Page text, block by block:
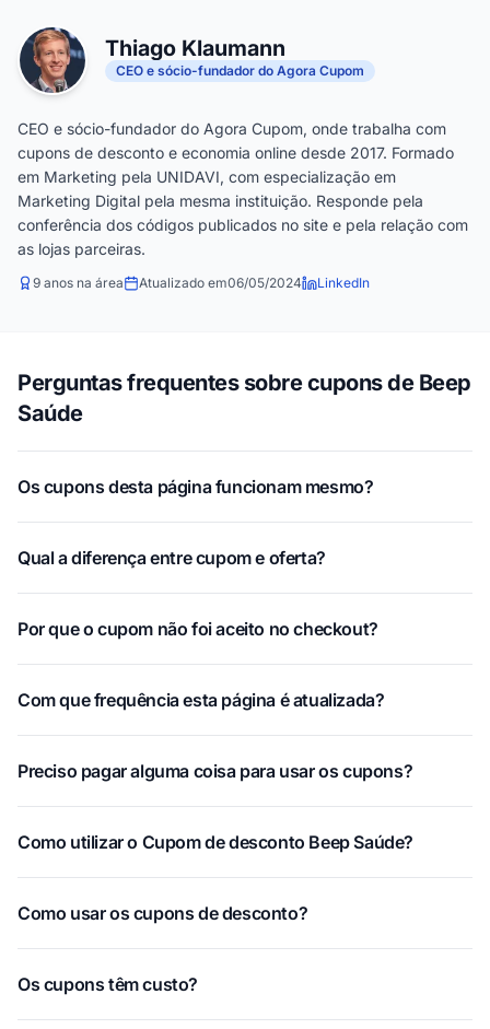
Thiago Klaumann
CEO e sócio-fundador do Agora Cupom
CEO e sócio-fundador do Agora Cupom, onde trabalha com
cupons de desconto e economia online desde 2017. Formado
em Marketing pela UNIDAVI, com especialização em
Marketing Digital pela mesma instituição. Responde pela
conferência dos códigos publicados no site e pela relação com
as lojas parceiras.
9 anos na área Atualizado em06/05/2024 LinkedIn
Perguntas frequentes sobre cupons de Beep
Saúde
Os cupons desta página funcionam mesmo?
Qual a diferença entre cupom e oferta?
Por que o cupom não foi aceito no checkout?
Com que frequência esta página é atualizada?
Preciso pagar alguma coisa para usar os cupons?
Como utilizar o Cupom de desconto Beep Saúde?
Como usar os cupons de desconto?
Os cupons têm custo?